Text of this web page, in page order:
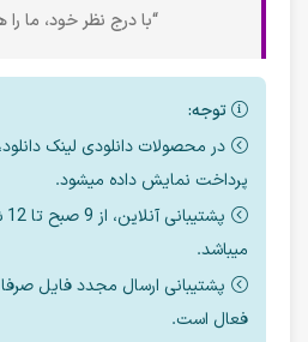
“با درج نظر خود، ما را
توجه:
در محصولات دانلودی لینک
پرداخت نمایش داده میشود.
میباشد.
فعال است.